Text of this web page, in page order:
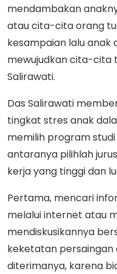
mendambakan
atau cita-cita orang
kesampaian lalu anak
mewujudkan cita-cita
Salirawati.
Das Salirawati
tingkat stres anak
memilih program
antaranya pilihlah
kerja yang tinggi dan
Pertama, mencari
melalui internet atau
mendiskusikannya
keketatan persaingan
diterimanya, karena